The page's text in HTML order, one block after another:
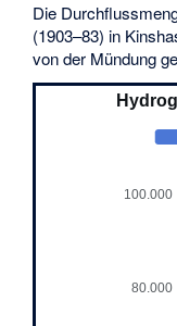
Die
(1903–83) in
von der Mündung
80.000
100.000